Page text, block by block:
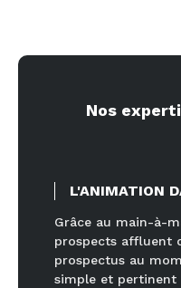
Nos
L'ANIMATION
Grâce au main-à-
prospects affluent
prospectus au
simple et pertinent